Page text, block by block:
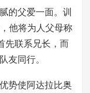
的父爱一面。训
他将为人父母称
先联系兄长，而
友同行。
势使阿达拉比奥